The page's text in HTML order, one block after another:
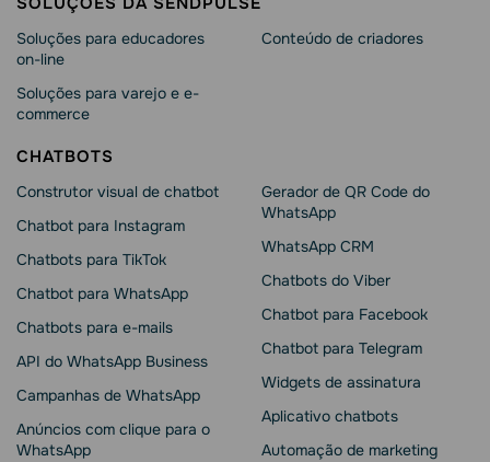
Soluções para educadores
on-line
Soluções para varejo e e-
commerce
Conteúdo de criadores
CHATBOTS
Construtor visual de chatbot
Chatbot para Instagram
Chatbots para TikTok
Chatbot para WhatsApp
Chatbots para e-mails
API do WhatsApp Business
Campanhas de WhatsApp
Anúncios com clique para o
WhatsApp
Gerador de QR Code do
WhatsApp
WhatsApp CRM
Chatbots do Viber
Chatbot para Facebook
Chatbot para Telegram
Widgets de assinatura
Aplicativo chatbots
Automação de marketing